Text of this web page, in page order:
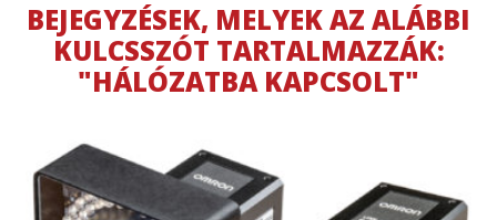
BEJEGYZÉSEK, MELYEK AZ ALÁBBI
KULCSSZÓT TARTALMAZZÁK:
"HÁLÓZATBA KAPCSOLT"